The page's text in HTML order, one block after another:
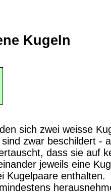
Kugeln
sich zwei weisse
zwar beschildert -
dass sie auf
jeweils eine
Kugelpaare enthalten.